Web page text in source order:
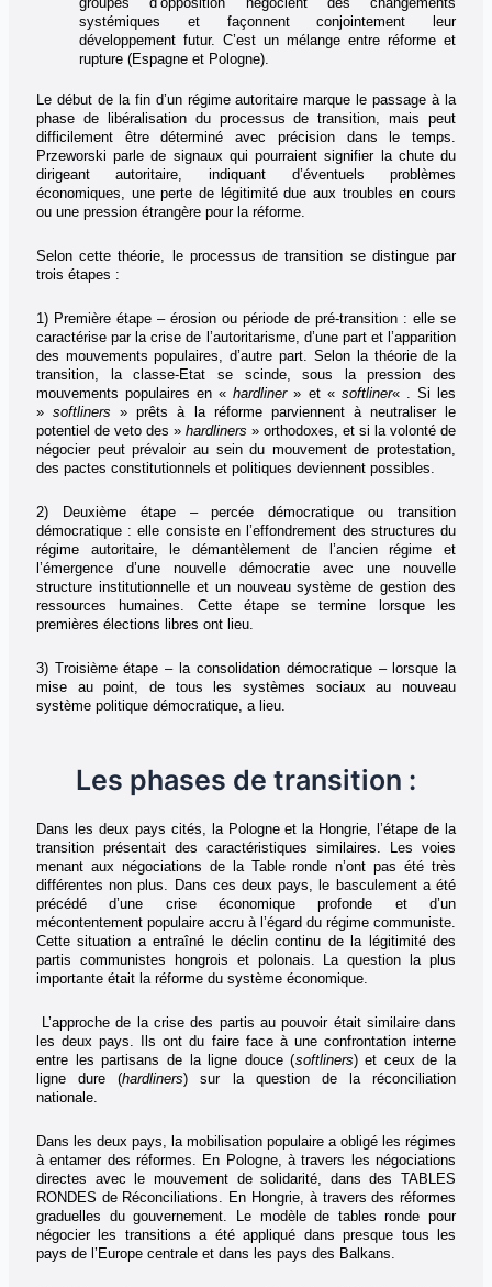
systémiques et façonnent conjointement leur
développement futur. C’est un mélange entre réforme et
rupture (Espagne et Pologne).
Le début de la fin d’un régime autoritaire marque le passage à la
phase de libéralisation du processus de transition, mais peut
difficilement être déterminé avec précision dans le temps.
Przeworski parle de signaux qui pourraient signifier la chute du
dirigeant autoritaire, indiquant d’éventuels problèmes
économiques, une perte de légitimité due aux troubles en cours
ou une pression étrangère pour la réforme.
Selon cette théorie, le processus de transition se distingue par
trois étapes :
1) Première étape – érosion ou période de pré-transition : elle se
caractérise par la crise de l’autoritarisme, d’une part et l’apparition
des mouvements populaires, d’autre part. Selon la théorie de la
transition, la classe-Etat se scinde, sous la pression des
mouvements populaires en «hardliner» et « softliner« . Si les
» softliners » prêts à la réforme parviennent à neutraliser le
potentiel de veto des » hardliners » orthodoxes, et si la volonté de
négocier peut prévaloir au sein du mouvement de protestation,
des pactes constitutionnels et politiques deviennent possibles.
2) Deuxième étape – percée démocratique ou transition
démocratique : elle consiste en l’effondrement des structures du
régime autoritaire, le démantèlement de l’ancien régime et
l’émergence d’une nouvelle démocratie avec une nouvelle
structure institutionnelle et un nouveau système de gestion des
ressources humaines. Cette étape se termine lorsque les
premières élections libres ont lieu.
3) Troisième étape – la consolidation démocratique – lorsque la
mise au point, de tous les systèmes sociaux au nouveau
système politique démocratique, a lieu.
Les phases de transition :
Dans les deux pays cités, la Pologne et la Hongrie, l’étape de la
transition présentait des caractéristiques similaires. Les voies
menant aux négociations de la Table ronde n’ont pas été très
différentes non plus. Dans ces deux pays, le basculement a été
précédé d’une crise économique profonde et d’un
mécontentement populaire accru à l’égard du régime communiste.
Cette situation a entraîné le déclin continu de la légitimité des
partis communistes hongrois et polonais. La question la plus
importante était la réforme du système économique.
L’approche de la crise des partis au pouvoir était similaire dans
les deux pays. Ils ont du faire face à une confrontation interne
entre les partisans de la ligne douce (softliners) et ceux de la
ligne dure (hardliners) sur la question de la réconciliation
nationale.
Dans les deux pays, la mobilisation populaire a obligé les régimes
à entamer des réformes. En Pologne, à travers les négociations
directes avec le mouvement de solidarité, dans des TABLES
RONDES de Réconciliations. En Hongrie, à travers des réformes
graduelles du gouvernement. Le modèle de tables ronde pour
négocier les transitions a été appliqué dans presque tous les
pays de l’Europe centrale et dans les pays des Balkans.